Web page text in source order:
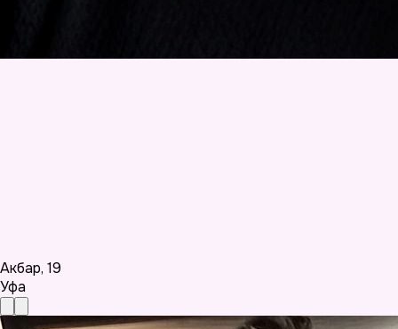
Акбар, 19
Уфа